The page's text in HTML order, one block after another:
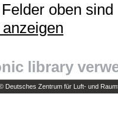
oben
library
Deutsches Zentrum für Luft- und